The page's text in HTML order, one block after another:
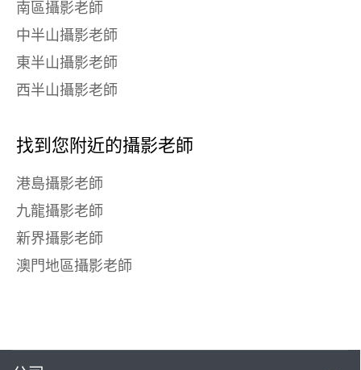
南區攝影老師
中半山攝影老師
東半山攝影老師
西半山攝影老師
找到您附近的攝影老師
港島攝影老師
九龍攝影老師
新界攝影老師
澳門地區攝影老師